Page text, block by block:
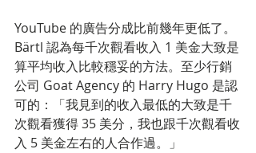
YouTube 的廣告分成比前幾年更低了。
Bärtl 認為每千次觀看收入 1 美金大致是
算平均收入比較穩妥的方法。至少行銷
公司 Goat Agency 的 Harry Hugo 是認
可的：「我見到的收入最低的大致是千
次觀看獲得 35 美分，我也跟千次觀看收
入 5 美金左右的人合作過。」